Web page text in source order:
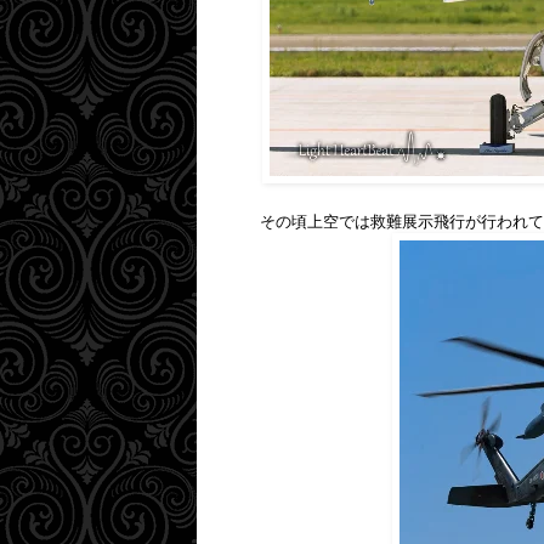
その頃上空では救難展示飛行が行われ